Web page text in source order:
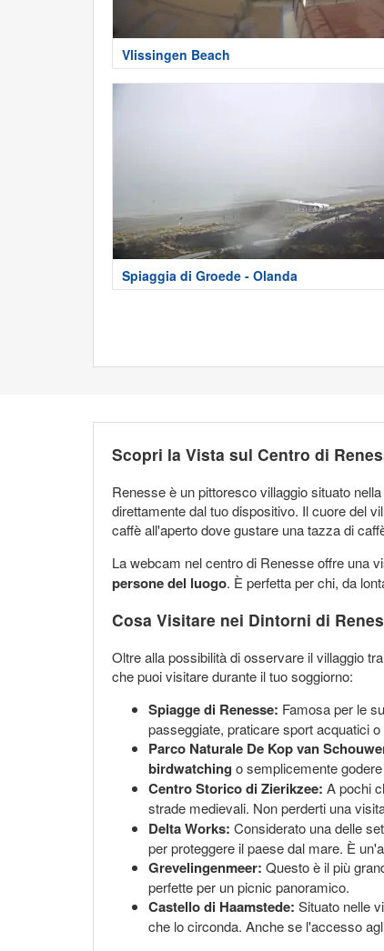
Vlissingen Beach
Spiaggia di Groede - Olanda
Scopri la Vista sul Centro di
Renesse è un pittoresco villaggio situato
direttamente dal tuo dispositivo. Il cuore del
caffè all'aperto dove gustare una tazza di
La webcam nel centro di Renesse offre una
persone del luogo. È perfetta per chi, da
Cosa Visitare nei Dintorni di
Oltre alla possibilità di osservare il villaggio
che puoi visitare durante il tuo soggiorno:
Spiagge di Renesse: Famosa per le
passeggiate, praticare sport acquatici
Parco Naturale De Kop van
birdwatching o semplicemente
Centro Storico di Zierikzee: A pochi
strade medievali. Non perderti una
Delta Works: Considerato una delle
per proteggere il paese dal mare. È
Grevelingenmeer: Questo è il più
perfette per un picnic panoramico.
Castello di Haamstede: Situato nelle
che lo circonda. Anche se l'accesso